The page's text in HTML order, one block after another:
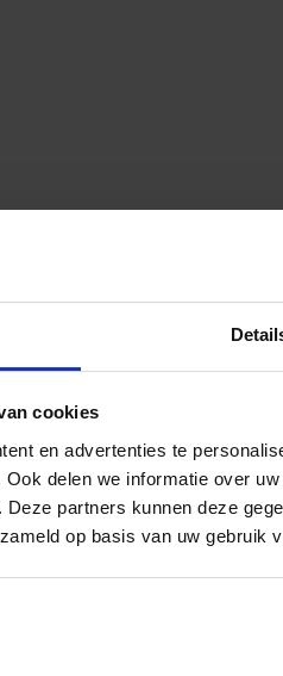
cookies
en advertenties te
delen we informatie over
partners kunnen deze
op basis van uw gebruik